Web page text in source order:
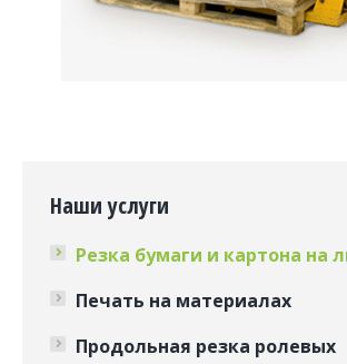
Наши услуги
Резка бумаги и картона на
Печать на материалах
Продольная резка ролевых